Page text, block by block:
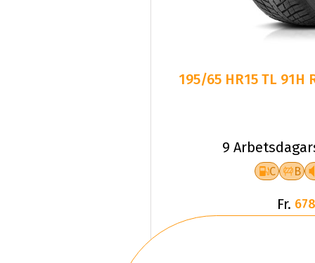
195/65 HR15 TL 91H
9
C B
Fr.